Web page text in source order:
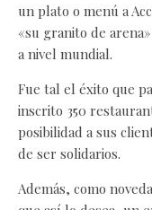
un plato o menú a
«su granito de
a nivel mundial.
Fue tal el éxito que
inscrito 350
posibilidad a sus
de ser solidarios.
Además, como